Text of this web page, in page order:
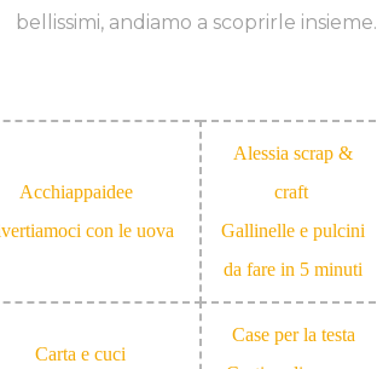
bellissimi, andiamo a scoprirle insieme.
Acchiappaidee
con le uova
Alessia scrap &
craft
Gallinelle e pulcini
da fare in 5 minuti
Carta e cuci
Case per la testa